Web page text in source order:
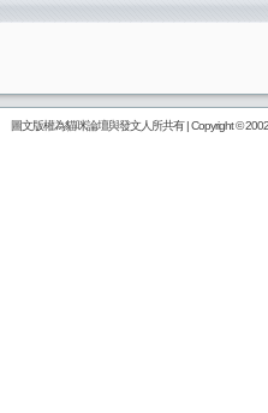
圖文版權為貓咪論壇與發文人所共有 | Copyright ©